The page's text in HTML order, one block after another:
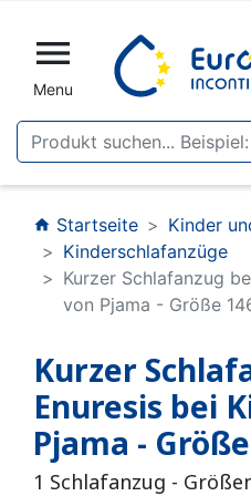

Menu
home Startseite
Kinder
Kinderschlafanzüge
Kurzer Schlafanzug
von Pjama - Größe
Kurzer
Enuresis bei
Pjama -
1 Schlafanzug -